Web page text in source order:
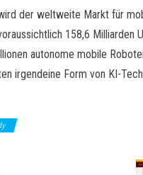
der weltweite Markt für
158,6 Milliarden
autonome mobile
irgendeine Form von KI-